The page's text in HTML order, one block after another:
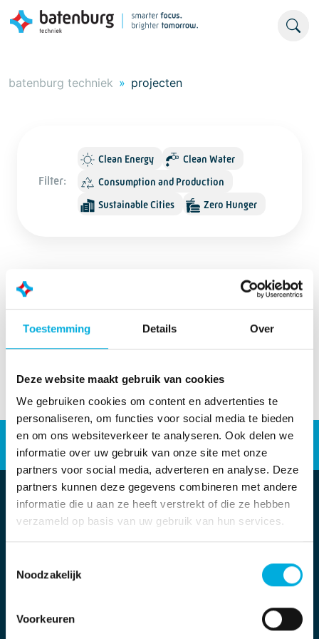
Toestemming Details Over
Deze website maakt gebruik van cookies
We gebruiken cookies om content en advertenties te
personaliseren, om functies voor social media te bieden
en om ons websiteverkeer te analyseren. Ook delen we
informatie over uw gebruik van onze site met onze
partners voor social media, adverteren en analyse. Deze
partners kunnen deze gegevens combineren met andere
informatie die u aan ze heeft verstrekt of die ze hebben
verzameld op basis van uw gebruik van hun services.
Noodzakelijk
Voorkeuren
batenburg techniek projecten
Filter:
Clean Energy
Clean Water
Consumption and Production
Sustainable Cities
Zero Hunger
Industriële automatisering
Energieoplossingen
Werken bij